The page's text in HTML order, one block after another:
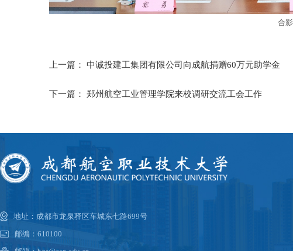
合影
上一篇： 中诚投建工集团有限公司向成航捐赠60万元助学金
下一篇： 郑州航空工业管理学院来校调研交流工会工作
地址：成都市龙泉驿区车城东七路699号
邮编：610100